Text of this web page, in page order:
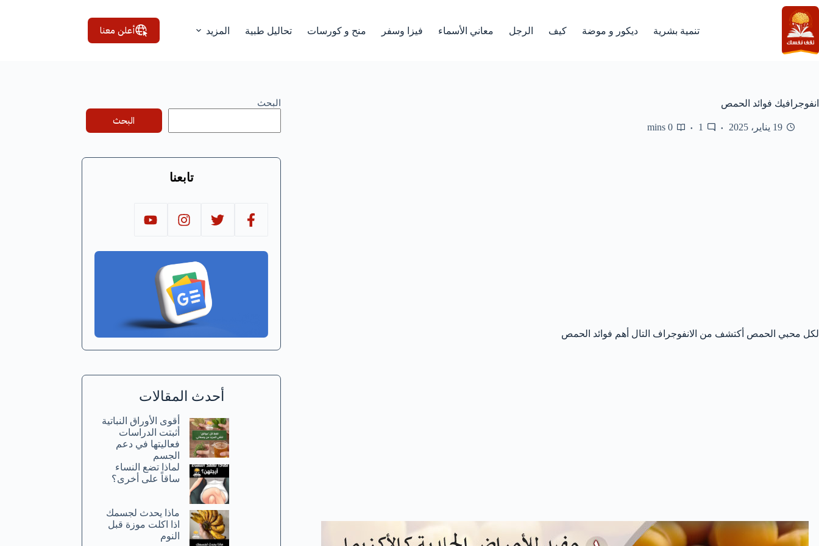
التجاوز
إلى
المحتوى
تنمية بشرية ديكور و موضة كيف الرجل معاني الأسماء فيزا وسفر منح و كورسات تحاليل طبية المزيد أعلن معنا
انفوجرافيك فوائد الحمص
19 يناير، 2025 1
0 mins
لكل محبي الحمص أكتشف من الانفوجراف التال أهم فوائد الحمص
البحث
البحث
تابعنا
أحدث المقالات
أقوى الأوراق النباتية
أثبتت الدراسات
فعاليتها في دعم
الجسم
لماذا تضع النساء
ساقاً على أخرى؟
ماذا يحدث لجسمك
اذا اكلت موزة قبل
النوم